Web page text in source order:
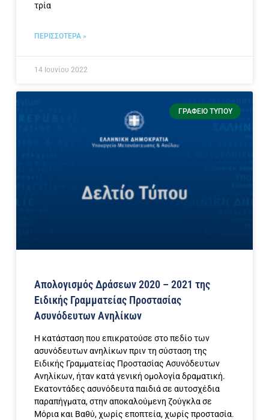
τρία
ΠΕΡΙΣΣΟΤΕΡΑ »
14 Ιουνίου 2022
ΓΡΑΦΕΊΟ ΤΎΠΟΥ
Απολογισμός Δράσεων 2020 – 2021 της
Ειδικής Γραμματείας Προστασίας
Ασυνόδευτων Ανηλίκων
Η κατάσταση που επικρατούσε στο πεδίο των
ασυνόδευτων ανηλίκων πριν τη σύσταση της
Ειδικής Γραμματείας Προστασίας Ασυνόδευτων
Ανηλίκων, ήταν κατά γενική ομολογία δραματική.
Εκατοντάδες ασυνόδευτα παιδιά σε αυτοσχέδια
παραπήγματα, στην αποκαλούμενη ζούγκλα σε
Μόρια και Βαθύ, χωρίς εποπτεία, χωρίς προστασία.